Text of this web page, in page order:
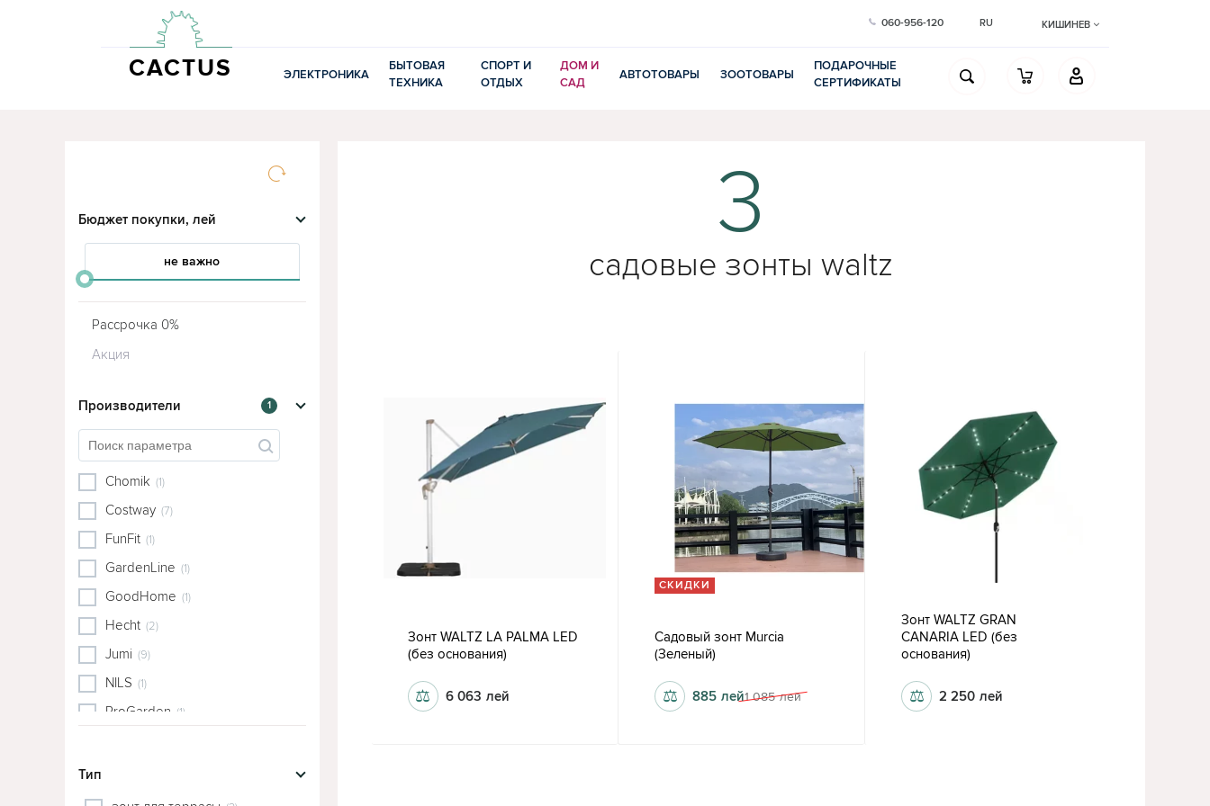
CACTUS
060-956-120 RU КИШИНЕВ
ЭЛЕКТРОНИКА
БЫТОВАЯ
ТЕХНИКА
СПОРТ И
ОТДЫХ
ДОМ И
САД
АВТОТОВАРЫ ЗООТОВАРЫ
ПОДАРОЧНЫЕ
СЕРТИФИКАТЫ
3
садовые зонты waltz
Зонт WALTZ LA PALMA LED
(без основания)
6 063 лей
⚖
СКИДКИ
Садовый зонт Murcia
(Зеленый)
1 085 лей
885 лей
⚖
Зонт WALTZ GRAN
CANARIA LED (без
основания)
2 250 лей
⚖
Бюджет покупки, лей
до
не важно
Рассрочка 0%
Акция
Производители 1
Chomik (1)
Costway (7)
FunFit (1)
GardenLine (1)
GoodHome (1)
Hecht (2)
Jumi (9)
NILS (1)
ProGarden (1)
Тип